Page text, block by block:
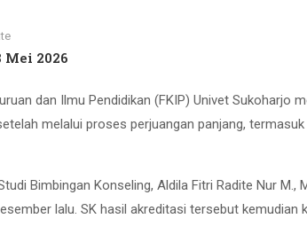
Mei 2026
dan Ilmu Pendidikan (FKIP) Univet Sukoharjo
melalui proses perjuangan panjang,
Bimbingan Konseling, Aldila Fitri Radite Nur M.,
lalu. SK hasil akreditasi tersebut kemudian